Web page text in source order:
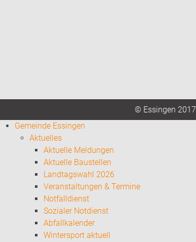
© Essingen 2017 |
Gemeinde Essingen
Aktuelles
Aktuelle Meldungen
Aktuelle Baustellen
Landtagswahl 2026
Veranstaltungen & Termine
Notfalldienst
Sozialer Notdienst
Abfallkalender
Wintersport aktuell